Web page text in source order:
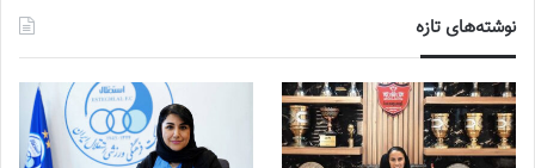
نوشته‌های تازه